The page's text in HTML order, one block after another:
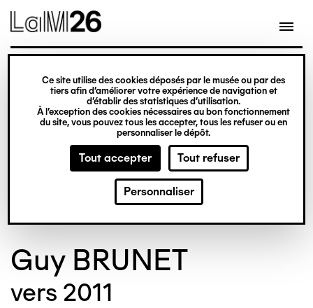
Gestion des cookies
Ce site utilise des cookies déposés par le musée ou par des
tiers afin d’améliorer votre expérience de navigation et
d’établir des statistiques d’utilisation.
À l’exception des cookies nécessaires au bon fonctionnement
du site, vous pouvez tous les accepter, tous les refuser ou en
personnaliser le dépôt.
Tout accepter Tout refuser
Personnaliser
contenu
© Crédit photo : Nicolas Dewitte/LaM Lille
métropole musée d’art moderne d’art
contemporain et d’art brut
Guy BRUNET
vers 2011